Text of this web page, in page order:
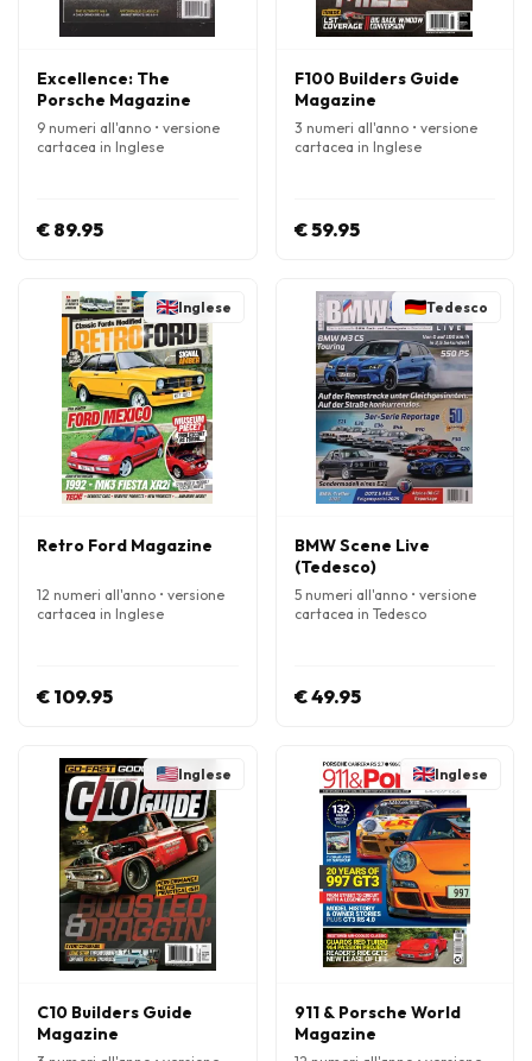
Excellence: The
Porsche Magazine
9 numeri all'anno • versione
cartacea in Inglese
€ 89.95
F100 Builders Guide
Magazine
3 numeri all'anno • versione
cartacea in Inglese
€ 59.95
Inglese
Retro Ford Magazine
12 numeri all'anno • versione
cartacea in Inglese
€ 109.95
Tedesco
BMW Scene Live
(Tedesco)
5 numeri all'anno • versione
cartacea in Tedesco
€ 49.95
Inglese
C10 Builders Guide
Magazine
Inglese
911 & Porsche World
Magazine